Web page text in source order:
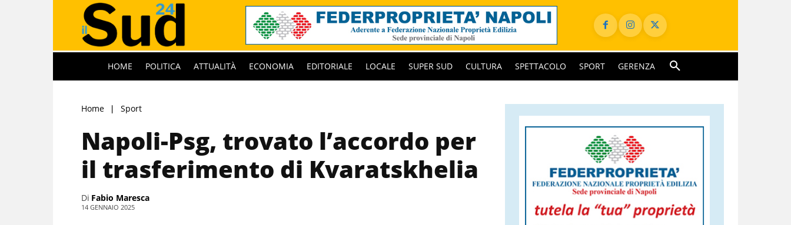
HOME POLITICA ATTUALITÀ ECONOMIA EDITORIALE LOCALE SUPER SUD CULTURA SPETTACOLO SPORT GERENZA
Home Sport
Napoli-Psg, trovato l’accordo per
il trasferimento di Kvaratskhelia
Di Fabio Maresca
14 GENNAIO 2025